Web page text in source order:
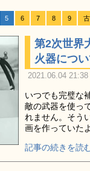
5 6 7 8 9
第2次世界
火器につ
2021.06.04
いつでも完璧な
敵の武器を使っ
れません。そう
画を作っていた
記事の続きを読